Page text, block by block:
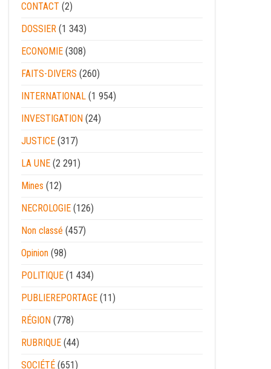
CONTACT (2)
DOSSIER (1 343)
ECONOMIE (308)
FAITS-DIVERS (260)
INTERNATIONAL (1 954)
INVESTIGATION (24)
JUSTICE (317)
LA UNE (2 291)
Mines (12)
NECROLOGIE (126)
Non classé (457)
Opinion (98)
POLITIQUE (1 434)
PUBLIEREPORTAGE (11)
RÉGION (778)
RUBRIQUE (44)
SOCIÉTÉ (651)